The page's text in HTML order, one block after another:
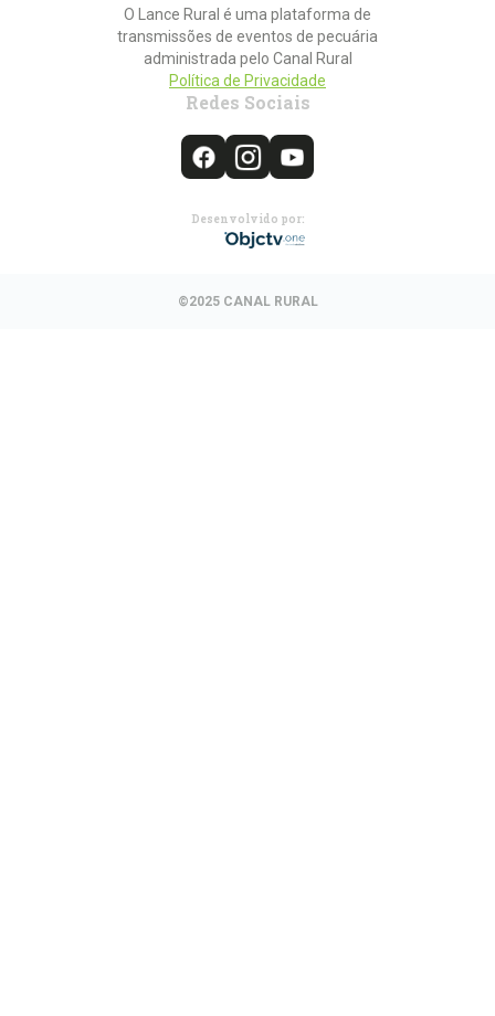
O Lance Rural é uma plataforma de
transmissões de eventos de pecuária
administrada pelo Canal Rural
Política de Privacidade
Redes Sociais
Desenvolvido por:
©2025 CANAL RURAL